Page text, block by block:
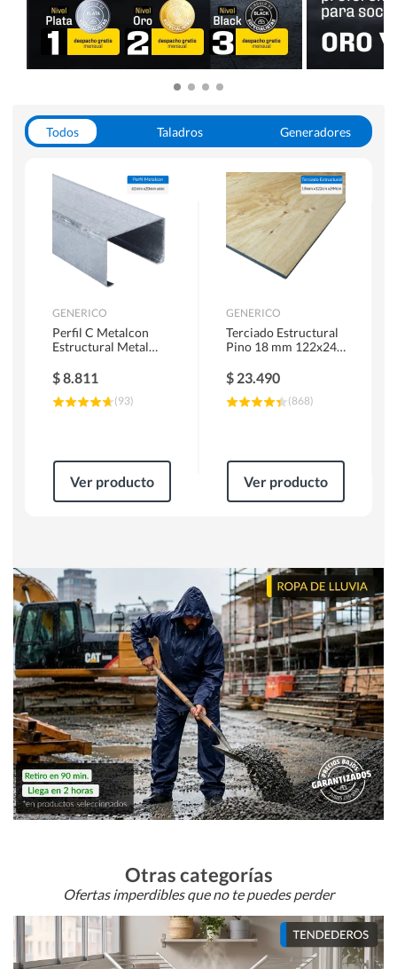
Todos Taladros
Generadores
Herramientas Manuales
Sierras Circulares
GENERICO
Perfil C Metalcon
Estructural Metal
$8.811
(93)
Ver producto
GENERICO
Terciado Estructural
Pino 18 mm 122x244
$ 23.490
(868)
Ver producto
Otras categorías
Ofertas imperdibles que no te puedes perder